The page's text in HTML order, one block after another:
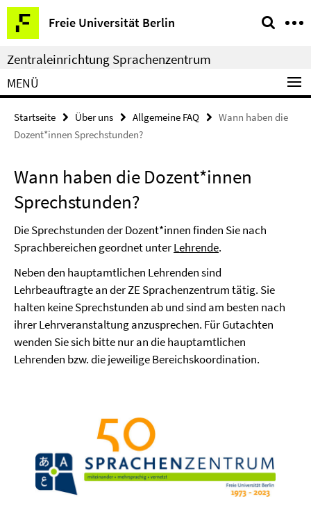
Springe
direkt
zu
Inhalt
Freie Universität Berlin
Service-
Navigation
Zentraleinrichtung Sprachenzentrum
MENÜ
Startseite Über uns Allgemeine FAQ
Wann haben die
Dozent*innen Sprechstunden?
Wann haben die Dozent*innen
Sprechstunden?
Die Sprechstunden der Dozent*innen finden Sie nach
Sprachbereichen geordnet unterLehrende.
Neben den hauptamtlichen Lehrenden sind
Lehrbeauftragte an der ZE Sprachenzentrum tätig. Sie
halten keine Sprechstunden ab und sind am besten nach
ihrer Lehrveranstaltung anzusprechen. Für Gutachten
wenden Sie sich bitte nur an die hauptamtlichen
Lehrenden bzw. die jeweilige Bereichskoordination.